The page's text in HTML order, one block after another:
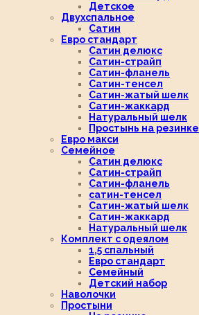
Детское
Двухспальное
Сатин
Евро стандарт
Сатин делюкс
Сатин-страйп
Сатин-фланель
Сатин-тенсел
Сатин-жатый шелк
Сатин-жаккард
Натуральный шелк
Простынь на резинке
Евро макси
Семейное
Сатин делюкс
Сатин-страйп
Сатин-фланель
сатин-тенсел
Сатин-жатый шелк
Сатин-жаккард
Натуральный шелк
Комплект с одеялом
1,5 спальный
Евро стандарт
Семейный
Детский набор
Наволочки
Простыни